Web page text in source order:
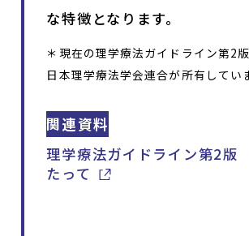
な特徴となります。
＊現在の理学療法ガイドライン第2版
日本理学療法学会連合が所有してい
関連資料
理学療法ガイドライン第2
たって